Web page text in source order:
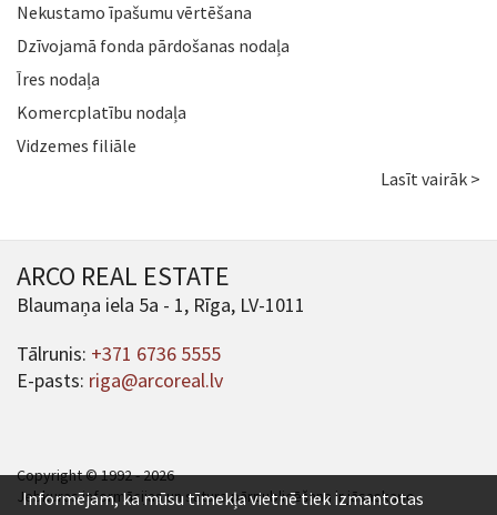
Nekustamo īpašumu vērtēšana
Dzīvojamā fonda pārdošanas nodaļa
Īres nodaļa
Komercplatību nodaļa
Vidzemes filiāle
Lasīt vairāk >
ARCO REAL ESTATE
Blaumaņa iela 5a - 1, Rīga, LV-1011
Tālrunis: +371 6736 5555
E-pasts: riga@arcoreal.lv
Copyright © 1992 - 2026
Jebkuras informācijas un satura pārpublicēšana ir jāsaskaņo.
Informējam, ka mūsu tīmekļa vietnē tiek izmantotas